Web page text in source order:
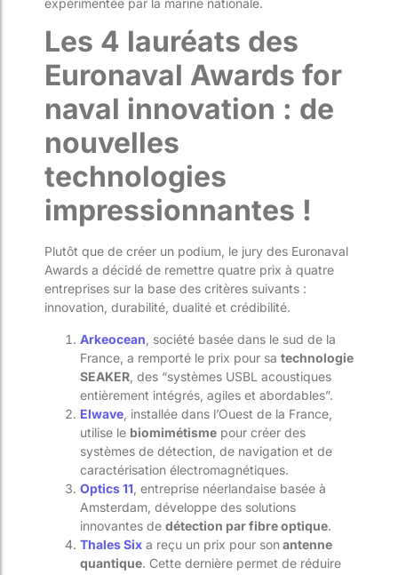
Les 4 lauréats des
Euronaval Awards for
naval innovation : de
nouvelles
technologies
impressionnantes !
Plutôt que de créer un podium, le jury des Euronaval
Awards a décidé de remettre quatre prix à quatre
entreprises sur la base des critères suivants :
innovation, durabilité, dualité et crédibilité.
Arkeocean , société basée dans le sud de la
France, a remporté le prix pour sa technologie
SEAKER , des “systèmes USBL acoustiques
entièrement intégrés, agiles et abordables”.
Elwave , installée dans l’Ouest de la France,
utilise le biomimétisme pour créer des
systèmes de détection, de navigation et de
caractérisation électromagnétiques.
Optics 11 , entreprise néerlandaise basée à
Amsterdam, développe des solutions
innovantes de détection par fibre optique.
Thales Six a reçu un prix pour sonantenne
quantique. Cette dernière permet de réduire